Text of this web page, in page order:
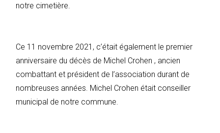
notre cimetière.
Ce 11 novembre 2021, c’était également le premier
anniversaire du décès de Michel Crohen , ancien
combattant et président de l’association durant de
nombreuses années. Michel Crohen était conseiller
municipal de notre commune.